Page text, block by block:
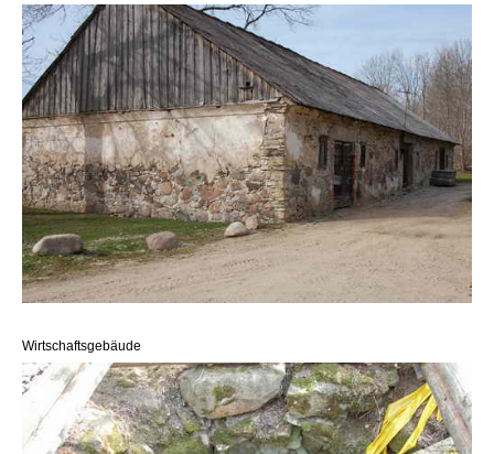
Wirtschaftsgebäude